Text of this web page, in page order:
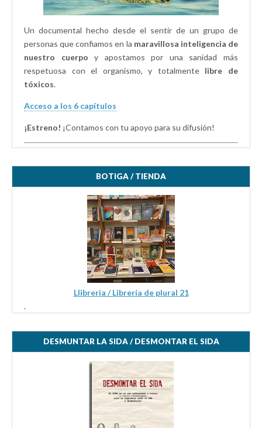
Un documental hecho desde el sentir de un grupo de
personas que confiamos en la maravillosa inteligencia de
nuestro cuerpo y apostamos por una sanidad más
respetuosa con el organismo, y totalmente libre de
tóxicos.
Acceso a los 6 capítulos
¡Estreno! ¡Contamos con tu apoyo para su difusión!
BOTIGA / TIENDA
Llibreria / Librería de plural 21
.
DESMUNTAR LA SIDA / DESMONTAR EL SIDA